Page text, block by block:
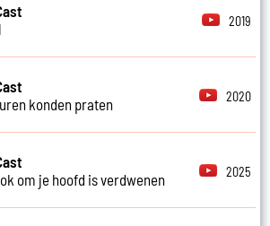
2019
konden praten
2020
om je hoofd is verdwenen
2025